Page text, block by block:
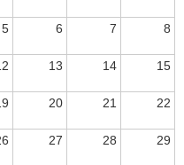
5 6 7 8
13 14 15
20 21 22
27 28 29